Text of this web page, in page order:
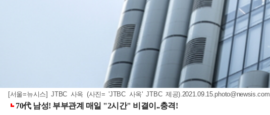
[서울=뉴시스] JTBC 사옥 (사진= 'JTBC 사옥' JTBC 제공).2021.09.15.photo@newsis.com